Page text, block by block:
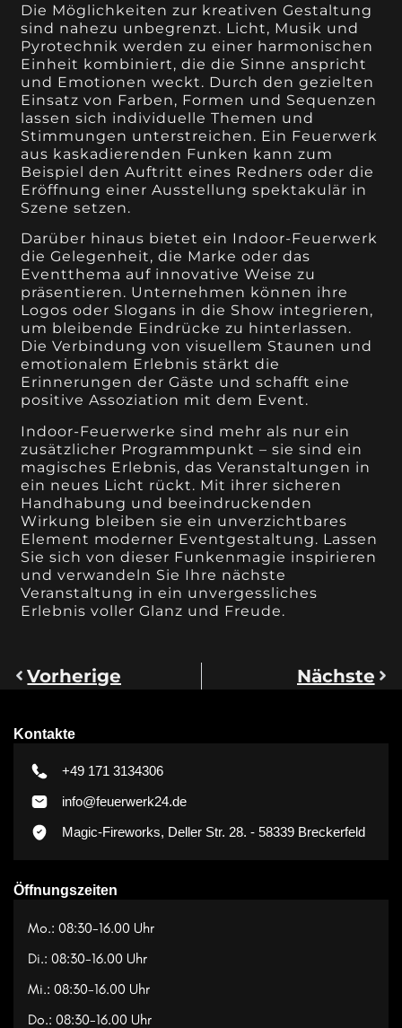
Die Möglichkeiten zur kreativen Gestaltung
sind nahezu unbegrenzt. Licht, Musik und
Pyrotechnik werden zu einer harmonischen
Einheit kombiniert, die die Sinne anspricht
und Emotionen weckt. Durch den gezielten
Einsatz von Farben, Formen und Sequenzen
lassen sich individuelle Themen und
Stimmungen unterstreichen. Ein Feuerwerk
aus kaskadierenden Funken kann zum
Beispiel den Auftritt eines Redners oder die
Eröffnung einer Ausstellung spektakulär in
Szene setzen.
Darüber hinaus bietet ein Indoor-Feuerwerk
die Gelegenheit, die Marke oder das
Eventthema auf innovative Weise zu
präsentieren. Unternehmen können ihre
Logos oder Slogans in die Show integrieren,
um bleibende Eindrücke zu hinterlassen.
Die Verbindung von visuellem Staunen und
emotionalem Erlebnis stärkt die
Erinnerungen der Gäste und schafft eine
positive Assoziation mit dem Event.
Indoor-Feuerwerke sind mehr als nur ein
zusätzlicher Programmpunkt – sie sind ein
magisches Erlebnis, das Veranstaltungen in
ein neues Licht rückt. Mit ihrer sicheren
Handhabung und beeindruckenden
Wirkung bleiben sie ein unverzichtbares
Element moderner Eventgestaltung. Lassen
Sie sich von dieser Funkenmagie inspirieren
und verwandeln Sie Ihre nächste
Veranstaltung in ein unvergessliches
Erlebnis voller Glanz und Freude.
Vorherige Nächste
Kontakte
+49 171 3134306
info@feuerwerk24.de
Magic-Fireworks, Deller Str. 28. - 58339 Breckerfeld
Öffnungszeiten
Mo.: 08:30-16.00 Uhr
Di.: 08:30-16.00 Uhr
Mi.: 08:30-16.00 Uhr
Do.: 08:30-16.00 Uhr